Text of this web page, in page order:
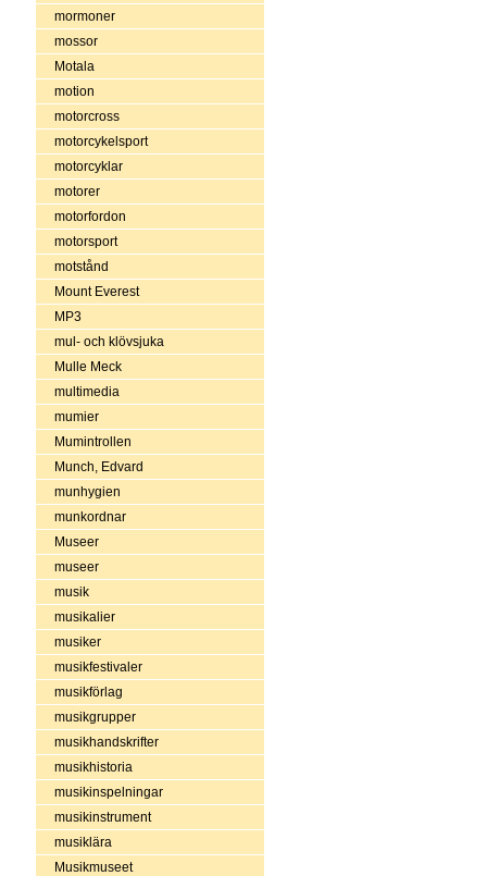
mormoner
mossor
Motala
motion
motorcross
motorcykelsport
motorcyklar
motorer
motorfordon
motorsport
motstånd
Mount Everest
MP3
mul- och klövsjuka
Mulle Meck
multimedia
mumier
Mumintrollen
Munch, Edvard
munhygien
munkordnar
Museer
museer
musik
musikalier
musiker
musikfestivaler
musikförlag
musikgrupper
musikhandskrifter
musikhistoria
musikinspelningar
musikinstrument
musiklära
Musikmuseet